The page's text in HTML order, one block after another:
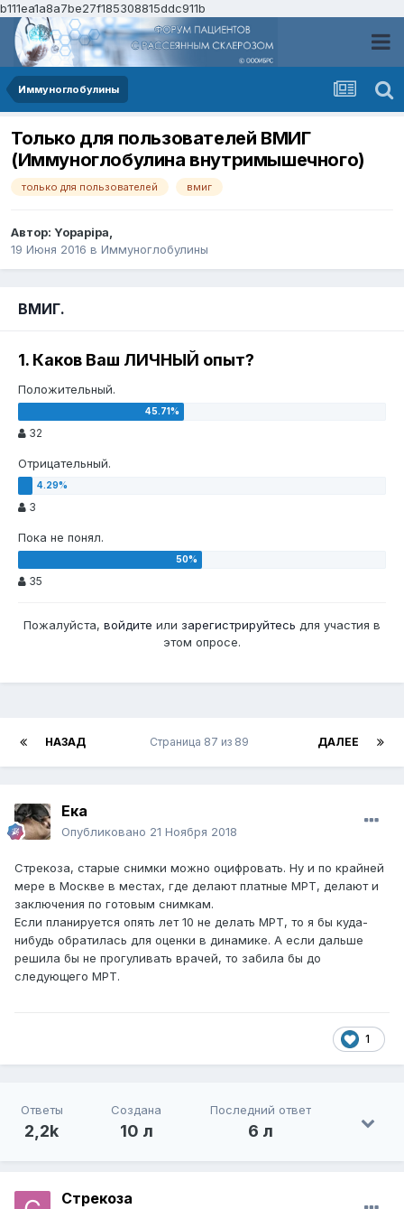
b111ea1a8a7be27f185308815ddc911b
Иммуноглобулины
Только для пользователей ВМИГ
(Иммуноглобулина внутримышечного)
только для пользователей вмиг
Автор: Yopapipa,
19 Июня 2016 в Иммуноглобулины
ВМИГ.
1. Каков Ваш ЛИЧНЫЙ опыт?
Положительный.
32
Отрицательный.
3
Пока не понял.
35
Пожалуйста, войдите или зарегистрируйтесь для участия в
этом опросе.
НАЗАД ДАЛЕЕ
Страница 87 из 89
Ека
Опубликовано 21 Ноября 2018
Стрекоза, старые снимки можно оцифровать. Ну и по крайней
мере в Москве в местах, где делают платные МРТ, делают и
заключения по готовым снимкам.
Если планируется опять лет 10 не делать МРТ, то я бы куда-
нибудь обратилась для оценки в динамике. А если дальше
решила бы не прогуливать врачей, то забила бы до
следующего МРТ.
1
Ответы
2,2k
Создана
10 л
Последний ответ
6 л
Стрекоза